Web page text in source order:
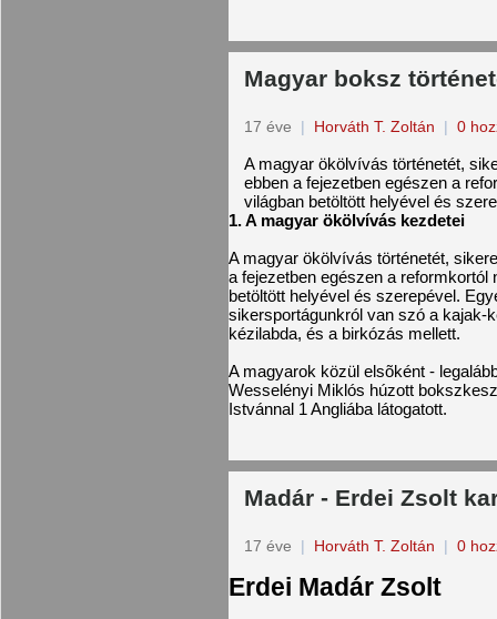
Magyar boksz
17 éve | Horváth T. Zoltán | 0
A magyar ökölvívás történetét,
ebben a fejezetben egészen a
világban betöltött helyével és
1. A magyar ökölvívás kezdetei
A magyar ökölvívás történetét,
a fejezetben egészen a
betöltött helyével és szerepével.
sikersportágunkról van szó a kajak-
kézilabda, és a birkózás mellett.
A magyarok közül elsõként -
Wesselényi Miklós húzott
Istvánnal 1 Angliába látogatott.
Madár - Erdei Zsolt
17 éve | Horváth T. Zoltán | 0
Erdei Madár Zsolt